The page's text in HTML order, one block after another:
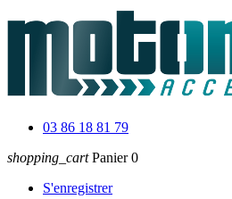
03 86 18 81 79
shopping_cart Panier 0
S'enregistrer